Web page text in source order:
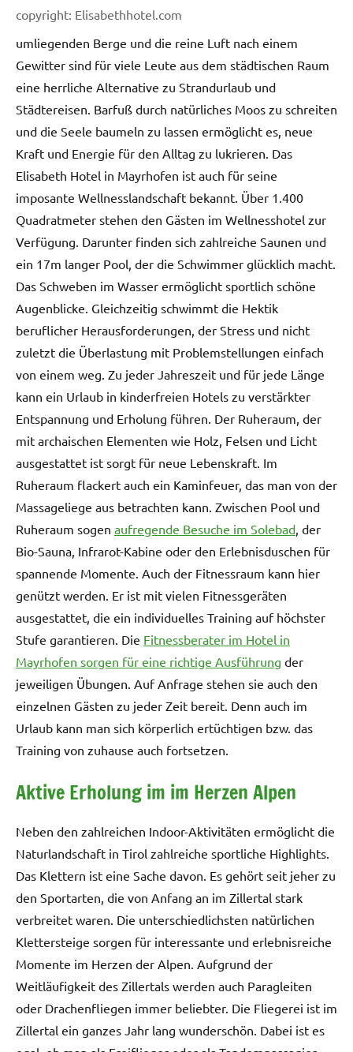
copyright: Elisabethhotel.com
umliegenden Berge und die reine Luft nach einem
Gewitter sind für viele Leute aus dem städtischen Raum
eine herrliche Alternative zu Strandurlaub und
Städtereisen. Barfuß durch natürliches Moos zu schreiten
und die Seele baumeln zu lassen ermöglicht es, neue
Kraft und Energie für den Alltag zu lukrieren. Das
Elisabeth Hotel in Mayrhofen ist auch für seine
imposante Wellnesslandschaft bekannt. Über 1.400
Quadratmeter stehen den Gästen im Wellnesshotel zur
Verfügung. Darunter finden sich zahlreiche Saunen und
ein 17m langer Pool, der die Schwimmer glücklich macht.
Das Schweben im Wasser ermöglicht sportlich schöne
Augenblicke. Gleichzeitig schwimmt die Hektik
beruflicher Herausforderungen, der Stress und nicht
zuletzt die Überlastung mit Problemstellungen einfach
von einem weg. Zu jeder Jahreszeit und für jede Länge
kann ein Urlaub in kinderfreien Hotels zu verstärkter
Entspannung und Erholung führen. Der Ruheraum, der
mit archaischen Elementen wie Holz, Felsen und Licht
ausgestattet ist sorgt für neue Lebenskraft. Im
Ruheraum flackert auch ein Kaminfeuer, das man von der
Massageliege aus betrachten kann. Zwischen Pool und
Ruheraum sogen aufregende Besuche im Solebad, der
Bio-Sauna, Infrarot-Kabine oder den Erlebnisduschen für
spannende Momente. Auch der Fitnessraum kann hier
genützt werden. Er ist mit vielen Fitnessgeräten
ausgestattet, die ein individuelles Training auf höchster
Stufe garantieren. Die Fitnessberater im Hotel in
Mayrhofen sorgen für eine richtige Ausführung der
jeweiligen Übungen. Auf Anfrage stehen sie auch den
einzelnen Gästen zu jeder Zeit bereit. Denn auch im
Urlaub kann man sich körperlich ertüchtigen bzw. das
Training von zuhause auch fortsetzen.
Aktive Erholung im im Herzen Alpen
Neben den zahlreichen Indoor-Aktivitäten ermöglicht die
Naturlandschaft in Tirol zahlreiche sportliche Highlights.
Das Klettern ist eine Sache davon. Es gehört seit jeher zu
den Sportarten, die von Anfang an im Zillertal stark
verbreitet waren. Die unterschiedlichsten natürlichen
Klettersteige sorgen für interessante und erlebnisreiche
Momente im Herzen der Alpen. Aufgrund der
Weitläufigkeit des Zillertals werden auch Paragleiten
oder Drachenfliegen immer beliebter. Die Fliegerei ist im
Zillertal ein ganzes Jahr lang wunderschön. Dabei ist es